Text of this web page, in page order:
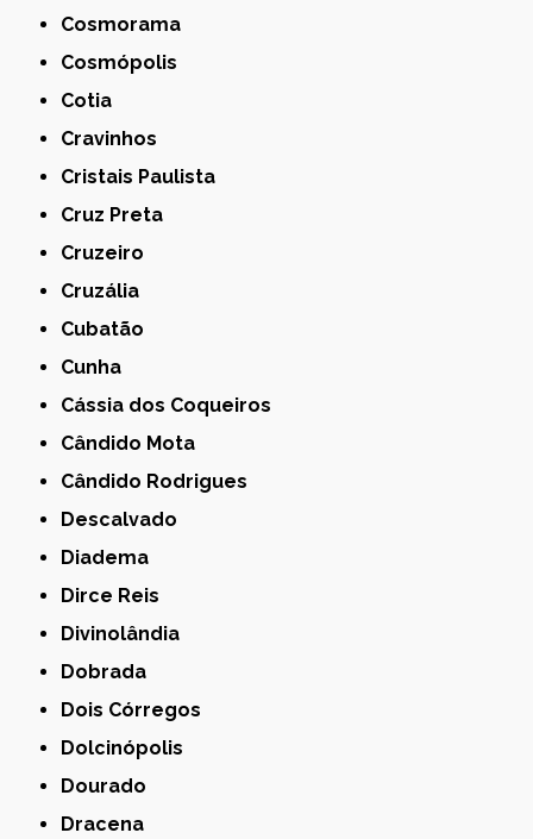
Cosmorama
Cosmópolis
Cotia
Cravinhos
Cristais Paulista
Cruz Preta
Cruzeiro
Cruzália
Cubatão
Cunha
Cássia dos Coqueiros
Cândido Mota
Cândido Rodrigues
Descalvado
Diadema
Dirce Reis
Divinolândia
Dobrada
Dois Córregos
Dolcinópolis
Dourado
Dracena